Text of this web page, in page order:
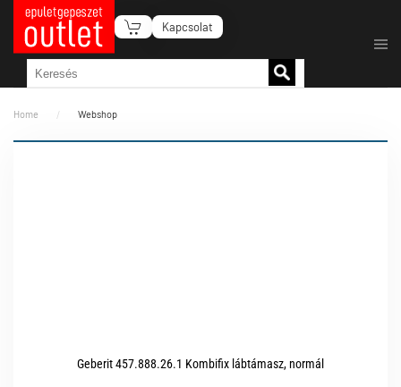
Fő tartalom átugrása
Kapcsolat
Home Webshop
Geberit 457.888.26.1 Kombifix lábtámasz, normál